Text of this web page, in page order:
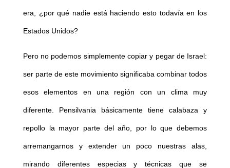
era, ¿por qué nadie está haciendo esto todavía en los
Estados Unidos?
Pero no podemos simplemente copiar y pegar de Israel:
ser parte de este movimiento significaba combinar todos
esos elementos en una región con un clima muy
diferente. Pensilvania básicamente tiene calabaza y
repollo la mayor parte del año, por lo que debemos
arremangarnos y extender un poco nuestras alas,
mirando diferentes especias y técnicas que se